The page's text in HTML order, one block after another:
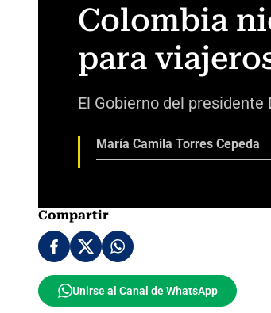
Colombia
para
El Gobierno del
María Camila Torres Cepeda
Compartir
Unirse al Canal de WhatsApp